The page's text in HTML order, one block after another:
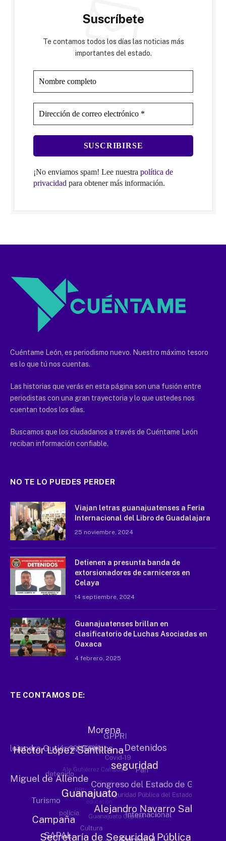
Suscríbete
Te contamos todos los días las noticias más
importantes del estado.
¡No enviamos spam! Lee nuestra política de
privacidad para obtener más información.
Cuéntame León, es periodismo nuevo. Nuestro máximo tesoro
es lo que tú nos cuentas.
Las historias que verás en esta página son una fusión entre
periodistas con una gran trayectoria y lo que ustedes nos
cuentan todos los días.
Buscamos que los ciudadanos a través de Cuéntame León
reciban información confiable.
NO TE LO PUEDES PERDER
Viajan letras guanajuatenses a Feria
Internacional del Libro de Guadalajara
25 noviembre, 2024
Detienen a presunta banda de
extorsionadores de carniceros en
Celaya
14 septiembre, 2024
Guanajuatenses brillan en
clasificatorio de Luchas Asociadas en
Oaxaca
4 febrero, 2025
TE CONTAMOS DE: